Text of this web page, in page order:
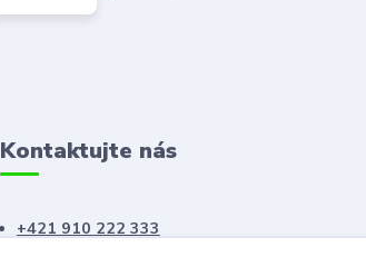
Kontaktujte nás
+421 910 222 333